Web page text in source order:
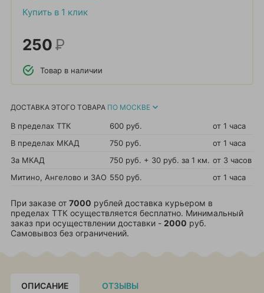
Купить в 1 клик
250Р
Товар в наличии
ДОСТАВКА ЭТОГО ТОВАРА ПО МОСКВЕ
В пределах ТТК 600 руб.
от 1 часа
В пределах МКАД
750 руб.
от 1 часа
За МКАД
750 руб. + 30 руб. за 1 км. от 3 часов
Митино, Ангелово и ЗАО 550 руб. от 1 часа
При заказе от 7000 рублей доставка курьером в
пределах ТТК осуществляется бесплатно. Минимальный
заказ при осуществлении доставки - 2000 руб.
Самовывоз без ограничений.
ОПИСАНИЕ ОТЗЫВЫ